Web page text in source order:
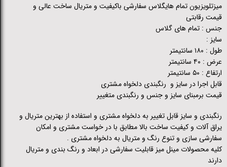
میزتلویزیون تمام هایگلاس سفارشی باکیفیت و متریال ساخت عالی و
قیمت رقابتی
جنس : تمام های گلاس
سایز :
طول : ۱۸۰ سانتیمتر
عرض : ۴۰ سانتیمتر
ارتفاع : ۵۰ سانتیمتر
قابل اجرا در سایز و رنگبندی دلخواه مشتری
قیمت برمبنای سایز و جنس و رنگبندی متغییر
رنگبندی و سایز قابل تغییر به دلخواه مشتری و استفاده از بهترین متریال و
یراق آلات و کیفیت ساخت بالا مطابق با در خواست مشتری و امکان
سفارشی سازی و تنوع رنگ و متریال به دلخواه مشتری .
کلیه محصولات مینل میز قابلیت سفارشی در ابعاد و رنگ بندی و متریال
دارند